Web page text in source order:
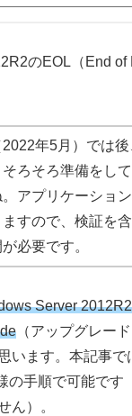
のEOL（End of
年5月）では後
そろそろ準備をし
。アプリケーショ
すので、検証を
必要です。
Server
（アップグレー
います。本記事で
手順で可能です
ん）。